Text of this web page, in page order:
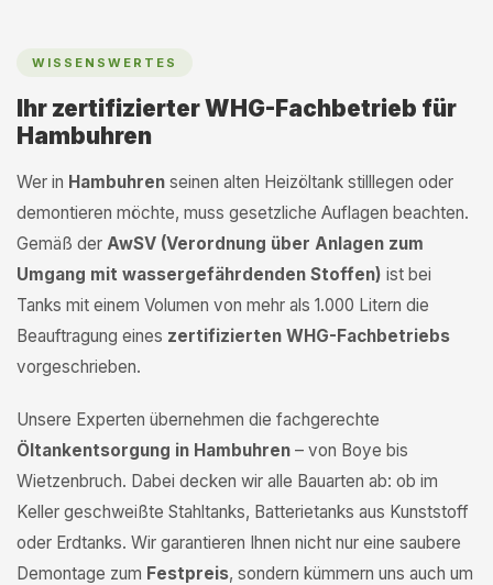
WISSENSWERTES
Ihr zertifizierter WHG-Fachbetrieb für
Hambuhren
Wer in Hambuhren seinen alten Heizöltank stilllegen oder
demontieren möchte, muss gesetzliche Auflagen beachten.
Gemäß der AwSV (Verordnung über Anlagen zum
Umgang mit wassergefährdenden Stoffen) ist bei
Tanks mit einem Volumen von mehr als 1.000 Litern die
Beauftragung eines zertifizierten WHG-Fachbetriebs
vorgeschrieben.
Unsere Experten übernehmen die fachgerechte
Öltankentsorgung in Hambuhren – von Boye bis
Wietzenbruch. Dabei decken wir alle Bauarten ab: ob im
Keller geschweißte Stahltanks, Batterietanks aus Kunststoff
oder Erdtanks. Wir garantieren Ihnen nicht nur eine saubere
Demontage zum Festpreis, sondern kümmern uns auch um